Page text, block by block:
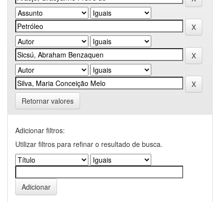
Retornar valores
Adicionar filtros:
Utilizar filtros para refinar o resultado de busca.